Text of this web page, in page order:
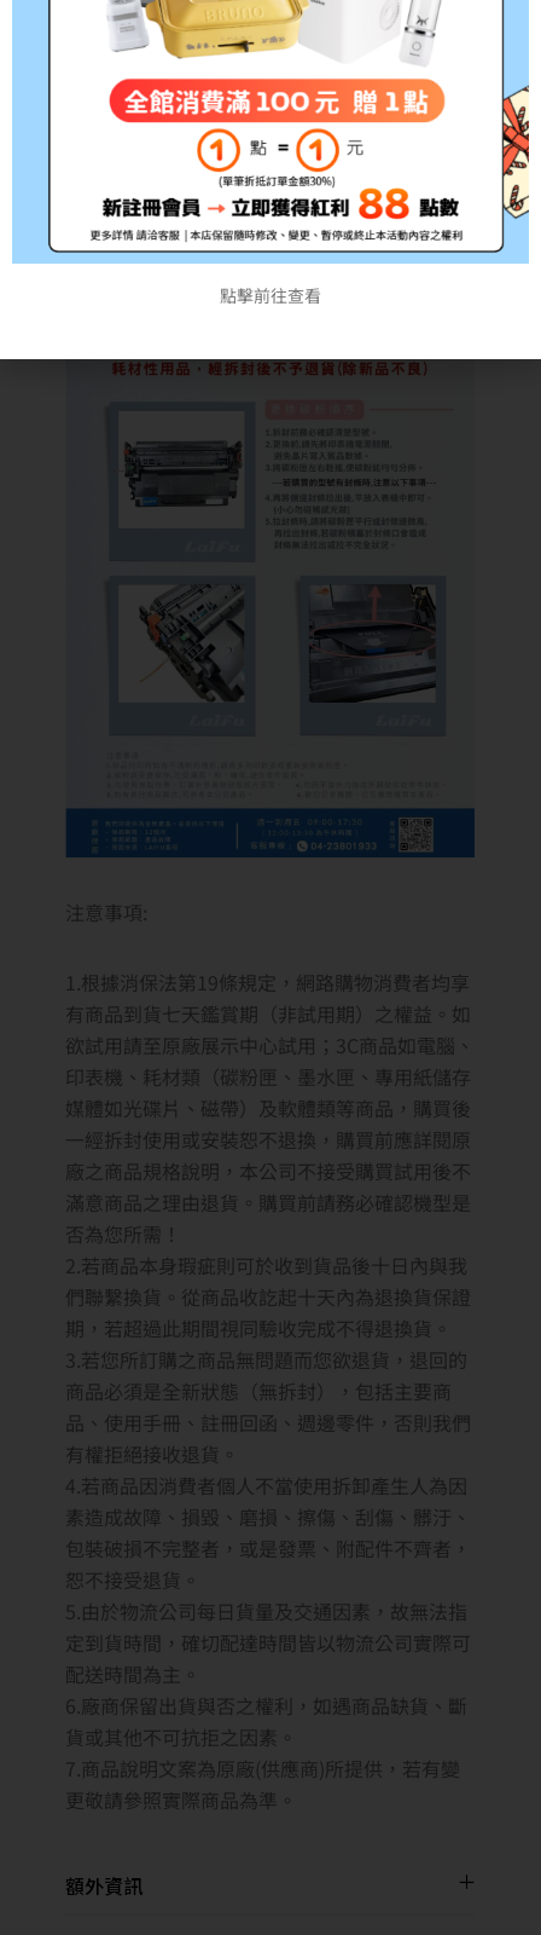
注意事項:
1.根據消保法第19條規定，網路購物消費者均享
有商品到貨七天鑑賞期（非試用期）之權益。如
欲試用請至原廠展示中心試用；3C商品如電腦、
印表機、耗材類（碳粉匣、墨水匣、專用紙儲存
媒體如光碟片、磁帶）及軟體類等商品，購買後
一經拆封使用或安裝恕不退換，購買前應詳閱原
廠之商品規格說明，本公司不接受購買試用後不
滿意商品之理由退貨。購買前請務必確認機型是
否為您所需！
2.若商品本身瑕疵則可於收到貨品後十日內與我
們聯繫換貨。從商品收訖起十天內為退換貨保證
期，若超過此期間視同驗收完成不得退換貨。
3.若您所訂購之商品無問題而您欲退貨，退回的
商品必須是全新狀態（無拆封），包括主要商
品、使用手冊、註冊回函、週邊零件，否則我們
有權拒絕接收退貨。
4.若商品因消費者個人不當使用拆卸產生人為因
素造成故障、損毀、磨損、擦傷、刮傷、髒汙、
包裝破損不完整者，或是發票、附配件不齊者，
恕不接受退貨。
5.由於物流公司每日貨量及交通因素，故無法指
定到貨時間，確切配達時間皆以物流公司實際可
配送時間為主。
6.廠商保留出貨與否之權利，如遇商品缺貨、斷
貨或其他不可抗拒之因素。
7.商品說明文案為原廠(供應商)所提供，若有變
更敬請參照實際商品為準。
額外資訊
點擊前往查看